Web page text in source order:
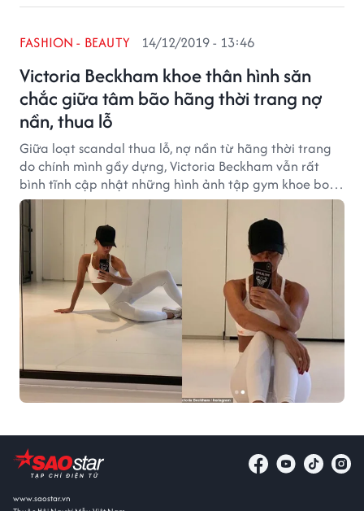
Victoria Beckham khoe thân hình săn
chắc giữa tâm bão hãng thời trang nợ
nần, thua lỗ
FASHION - BEAUTY 14/12/2019 - 13:46
Giữa loạt scandal thua lỗ, nợ nần từ hãng thời trang
do chính mình gầy dựng, Victoria Beckham vẫn rất
bình tĩnh cập nhật những hình ảnh tập gym khoe body
săn chắc, không mỡ thừa.
www.saostar.vn